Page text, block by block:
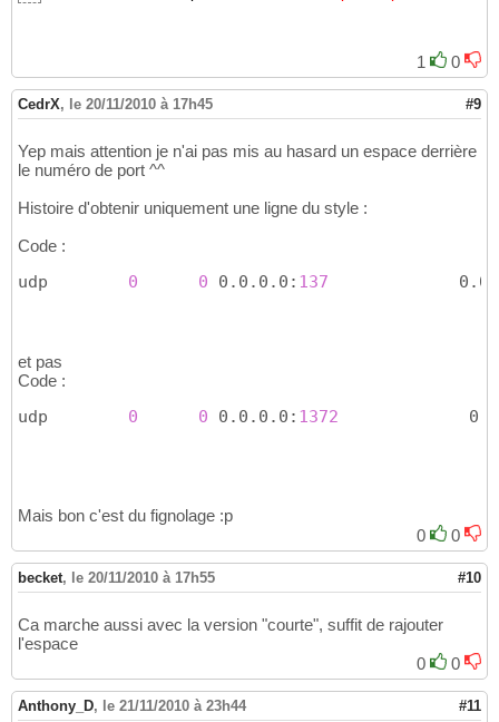
1 0
CedrX, le 20/11/2010 à 17h45 #9
Yep mais attention je n'ai pas mis au hasard un espace derrière
le numéro de port ^^
Histoire d'obtenir uniquement une ligne du style :
Code :
udp 0 0 0.0.0.0: 137
et pas
Code :
udp 0 0 0.0.0.0: 1372
Mais bon c'est du fignolage :p
0
0
becket, le 20/11/2010 à 17h55 #10
Ca marche aussi avec la version "courte", suffit de rajouter
l'espace
0
0
Anthony_D, le 21/11/2010 à 23h44 #11